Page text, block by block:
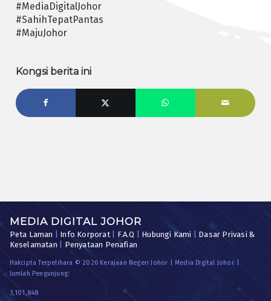
#MediaDigitalJohor
#SahihTepatPantas
#MajuJohor
Kongsi berita ini
MEDIA DIGITAL JOHOR
Peta Laman Info Korporat| F.A.Q Hubungi Kami
Dasar Privasi &
Keselamatan
Penyataan Penafian
Hakcipta Terpelihara © 2026 Kerajaan Negeri Johor | Media Digital Johor. |
Jumlah Pengunjung:
3,101,848